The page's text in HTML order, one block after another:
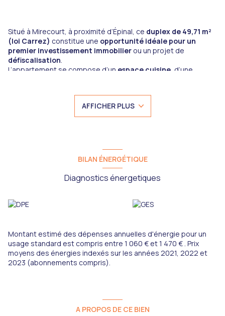
Situé à Mirecourt, à proximité d’Épinal, ce duplex de 49,71 m²
(loi Carrez) constitue une opportunité idéale pour un
premier investissement immobilier ou un projet de
défiscalisation.
L’appartement se compose d’un espace cuisine , d’une
, et se situe au sein d’un immeuble équipé d’un
, un véritable atout locatif.
35 000 €, ce bien offre un
organiser une visite, contactez votre agence Immo
Une opportunité rare à ce niveau de prix, idéale pour démarrer
ou compléter un patrimoine immobilier.
AFFICHER PLUS
BILAN ÉNERGÉTIQUE
Diagnostics énergetiques
Montant estimé des dépenses annuelles d'énergie pour un
usage standard est compris entre 1 060 € et 1 470 € . Prix
moyens des énergies indexés sur les années 2021, 2022 et
2023 (abonnements compris).
A PROPOS DE CE BIEN